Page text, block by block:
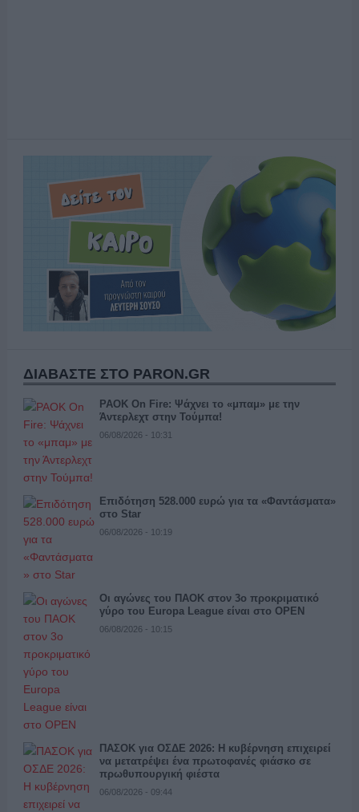
ΔΙΑΒΑΣΤΕ ΣΤΟ PARON.GR
PAOK On Fire: Ψάχνει το «μπαμ» με την
Άντερλεχτ στην Τούμπα!
06/08/2026 - 10:31
Επιδότηση 528.000 ευρώ για τα «Φαντάσματα»
στο Star
06/08/2026 - 10:19
Οι αγώνες του ΠΑΟΚ στον 3ο προκριματικό
γύρο του Europa League είναι στο OPEN
06/08/2026 - 10:15
ΠΑΣΟΚ για ΟΣΔΕ 2026: Η κυβέρνηση επιχειρεί
να μετατρέψει ένα πρωτοφανές φιάσκο σε
πρωθυπουργική φιέστα
06/08/2026 - 09:44